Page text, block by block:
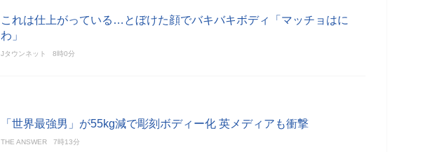
これは仕上がっている…とぼけた顔でバキバキボディ「マッチョはに
わ」
Jタウンネット 8時0分
「世界最強男」が55kg減で彫刻ボディー化 英メディアも衝撃
THE ANSWER 7時13分